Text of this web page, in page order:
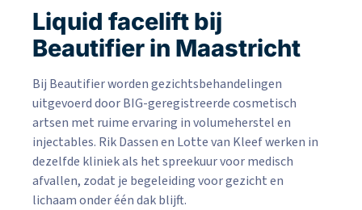
Liquid facelift bij
Beautifier in Maastricht
Bij Beautifier worden gezichtsbehandelingen
uitgevoerd door BIG-geregistreerde cosmetisch
artsen met ruime ervaring in volumeherstel en
injectables. Rik Dassen en Lotte van Kleef werken in
dezelfde kliniek als het spreekuur voor medisch
afvallen, zodat je begeleiding voor gezicht en
lichaam onder één dak blijft.